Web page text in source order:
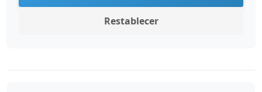
Restablecer